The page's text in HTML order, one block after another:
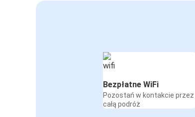
Bezpłatne WiFi
Pozostań w kontakcie przez
całą podróż